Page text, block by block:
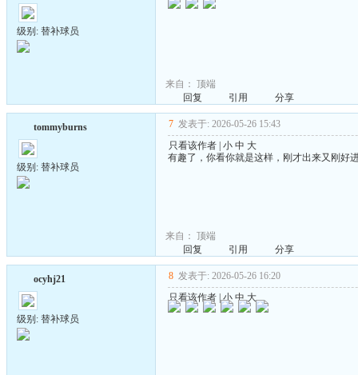
级别: 替补球员
来自： 顶端
回复
引用 分享
tommyburns
级别: 替补球员
7 发表于: 2026-05-26 15:43
只看该作者 小 中 大
有趣了，你看你就是这样，刚才出来又刚好
来自： 顶端
回复
引用 分享
ocyhj21
级别: 替补球员
8 发表于: 2026-05-26 16:20
只看该作者 |小 中 大